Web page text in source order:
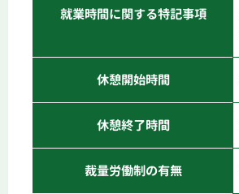
就業時間に関する特記事項
休憩開始時間
休憩終了時間
裁量労働制の有無